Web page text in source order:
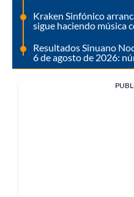
Kraken Sinfónico
sigue haciendo música
Resultados Sinuano
6 de agosto de 2026: